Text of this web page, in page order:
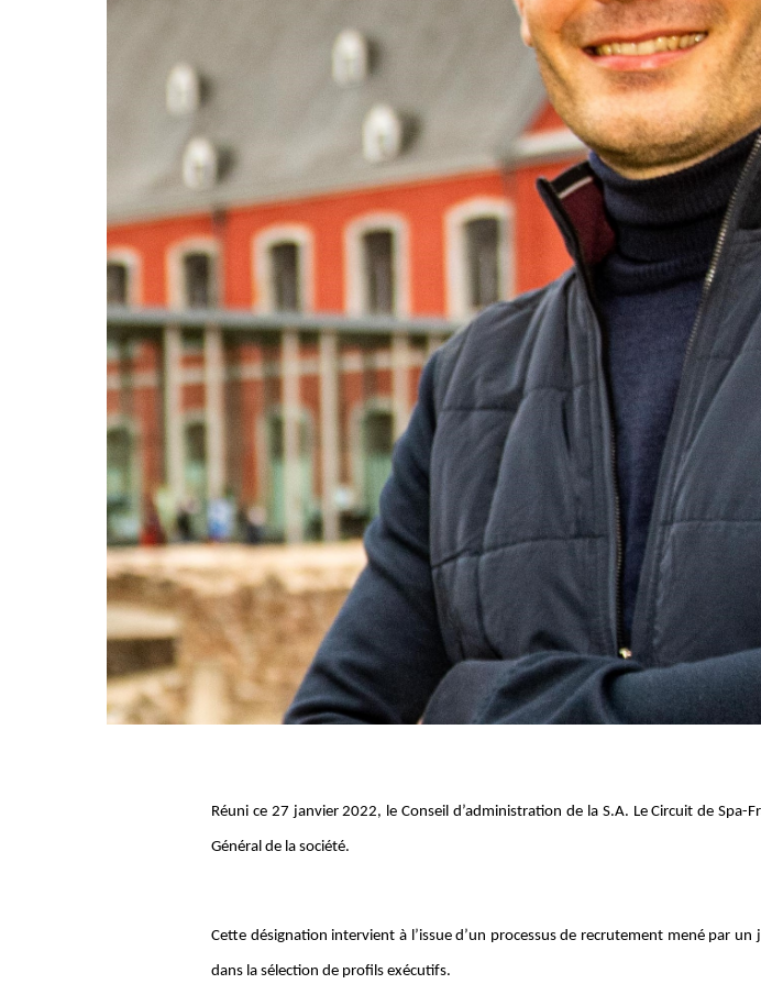
Réuni ce 27 janvier 2022, le Conseil d’administration de la S.A. Le Circuit de
Général de la société.
Cette désignation intervient à l’issue d’un processus de recrutement mené par
dans la sélection de profils exécutifs.